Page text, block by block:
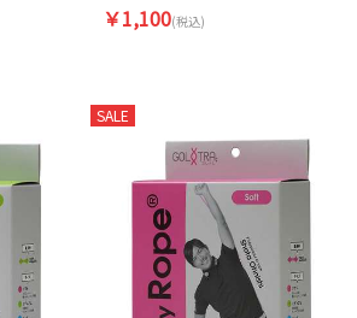
￥1,100(税込)
SALE